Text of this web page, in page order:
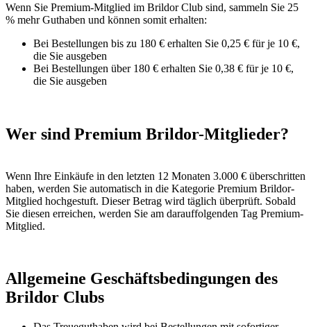
Wenn Sie Premium-Mitglied im Brildor Club sind, sammeln Sie 25
% mehr Guthaben und können somit erhalten:
Bei Bestellungen bis zu 180 € erhalten Sie 0,25 € für je 10 €,
die Sie ausgeben
Bei Bestellungen über 180 € erhalten Sie 0,38 € für je 10 €,
die Sie ausgeben
Wer sind Premium Brildor-Mitglieder?
Wenn Ihre Einkäufe in den letzten 12 Monaten 3.000 € überschritten
haben, werden Sie automatisch in die Kategorie Premium Brildor-
Mitglied hochgestuft. Dieser Betrag wird täglich überprüft. Sobald
Sie diesen erreichen, werden Sie am darauffolgenden Tag Premium-
Mitglied.
Allgemeine Geschäftsbedingungen des
Brildor Clubs